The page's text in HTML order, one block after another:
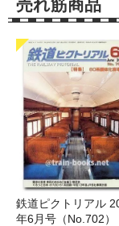
売れ筋商品
鉄道ピクトリアル
年6月号（No.702）